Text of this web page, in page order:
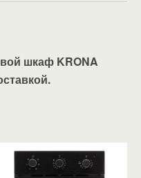
шкаф KRONA